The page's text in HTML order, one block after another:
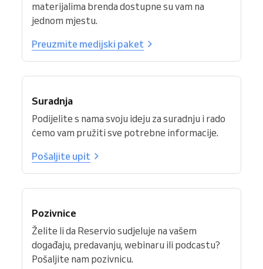
materijalima brenda dostupne su vam na
jednom mjestu.
Preuzmite medijski paket
Suradnja
Podijelite s nama svoju ideju za suradnju i rado
ćemo vam pružiti sve potrebne informacije.
Pošaljite upit
Pozivnice
Želite li da Reservio sudjeluje na vašem
događaju, predavanju, webinaru ili podcastu?
Pošaljite nam pozivnicu.